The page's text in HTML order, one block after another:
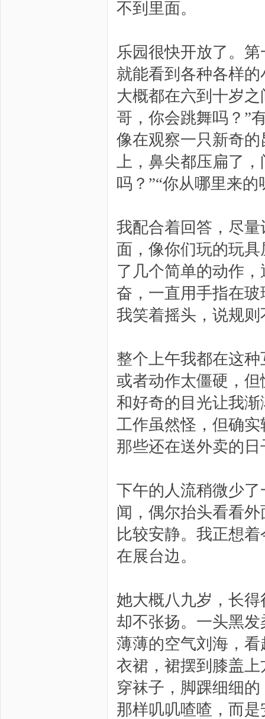
不到里面。
乐园很快开放了。
就能看到各种各样
大概都在六到十岁
哥，你会跳舞吗？”
像在观察一只新奇
上，鼻尖都压扁了，
吗？”“你从哪里来的
我配合着回答，尽
面，像你们玩的玩
了几个简单的动作
奋，一直用手指在
我笑着摇头，说规
整个上午我都在这
或者动作太僵硬，
和好奇的目光让我
工作虽然怪，但确
那些还在送外卖的
下午的人流稍微少
闻，偶尔抬头看看
比较安静。我正想
在展台边。
她大概八九岁，长
却不张扬。一头黑
薄薄的空气刘海，
衣裙，裙摆到膝盖
穿袜子，脚踝细细
那样叽叽喳喳，而